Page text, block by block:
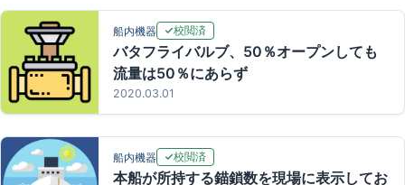
船内機器 校閲済
バタフライバルブ、50％オープンしても
流量は50％にあらず
2020.03.01
船内機器 校閲済
本船が所持する錨鎖数を現場に表示してお